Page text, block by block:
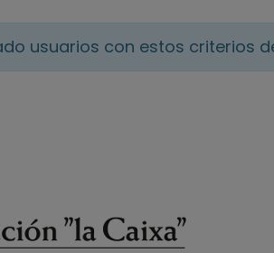
usuarios con estos criterios